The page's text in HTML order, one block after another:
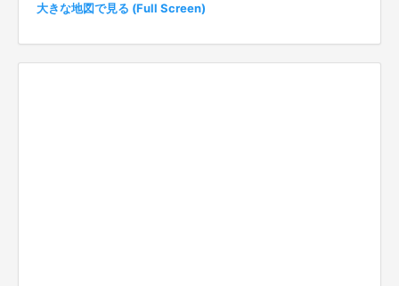
大きな地図で見る (Full Screen)